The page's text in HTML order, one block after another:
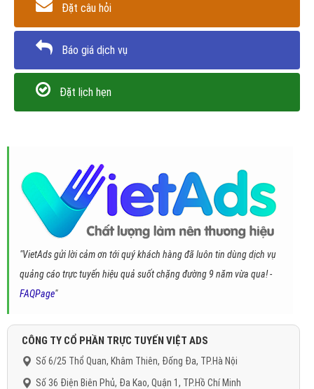
Đặt câu hỏi
Báo giá dịch vụ
Đặt lịch hẹn
"VietAds gửi lời cảm ơn tới quý khách hàng đã luôn tin dùng dịch vụ
quảng cáo trực tuyến hiệu quả suốt chặng đường 9 năm vừa qua! -
FAQPage"
CÔNG TY CỔ PHẦN TRỰC TUYẾN VIỆT ADS
Số 6/25 Thổ Quan, Khâm Thiên, Đống Đa, TP.Hà Nội
Số 36 Điện Biên Phủ, Đa Kao, Quận 1, TP.Hồ Chí Minh